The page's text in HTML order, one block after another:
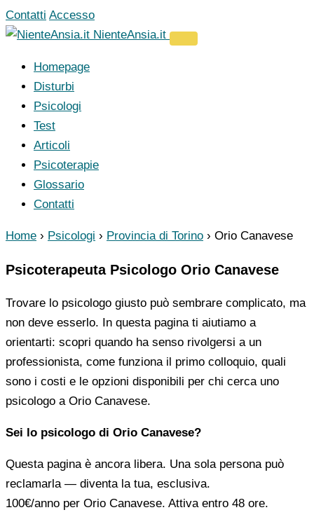
Vai
al
Contatti Accesso
NienteAnsia.it
Homepage
Disturbi
Psicologi
Test
Articoli
Psicoterapie
Glossario
Contatti
Home › Psicologi › Provincia di Torino › Orio Canavese
Psicoterapeuta Psicologo Orio Canavese
Trovare lo psicologo giusto può sembrare complicato, ma
non deve esserlo. In questa pagina ti aiutiamo a
orientarti: scopri quando ha senso rivolgersi a un
professionista, come funziona il primo colloquio, quali
sono i costi e le opzioni disponibili per chi cerca uno
psicologo a Orio Canavese.
Sei lo psicologo di Orio Canavese?
Questa pagina è ancora libera. Una sola persona può
reclamarla — diventa la tua, esclusiva.
100€/anno per Orio Canavese. Attiva entro 48 ore.